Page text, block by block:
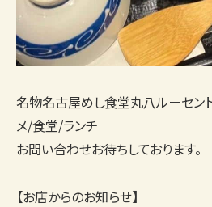
名物名古屋めし食堂丸八ルーセン
メ/食堂/ランチ
お問い合わせお待ちしております。
【お店からのお知らせ】